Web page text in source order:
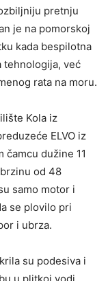
pretnju
je na pomorskoj
kada bespilotna
tehnologija, već
rata na moru.
Kola iz
ELVO iz
čamcu dužine 11
od 48
samo motor i
se plovilo pri
i ubrza.
su podesiva i